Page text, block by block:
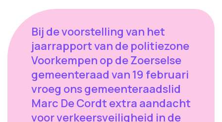
Bij de voorstelling van het
jaarrapport van de politiezone
Voorkempen op de Zoerselse
gemeenteraad van 19 februari
vroeg ons gemeenteraadslid
Marc De Cordt extra aandacht
voor verkeersveiligheid in de